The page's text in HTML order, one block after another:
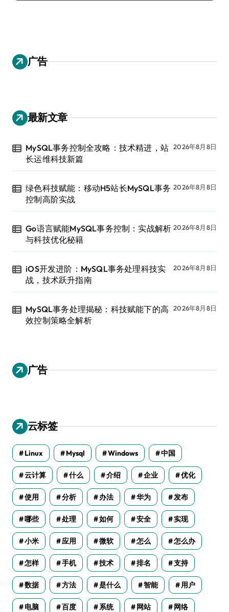
广告
最新文章
MySQL事务控制全攻略：技术精进，站
长运维科技新篇
2026年8月8日
绿色科技赋能：移动H5站长MySQL事务
控制高阶实战
2026年8月8日
Go语言赋能MySQL事务控制：实战解析
与科技优化秘籍
2026年8月8日
iOS开发进阶：MySQL事务处理科技实
战，技术跃升指南
2026年8月8日
MySQL事务处理揭秘：科技赋能下的高
效控制策略全解析
2026年8月8日
广告
云标签
Linux Mysql Windows 中国
云计算 什么 介绍 企业 优化
使用 分析 办法 华为 发布
哪些 处理 如何 安全 实现
小米 应用 微软 怎么 怎么办
怎样 手机 技术 排名 支持
数据 方法 是什么 智能 用户
电脑 百度 系统 网站 网络